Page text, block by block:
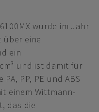
wurde im Jahr
über eine
ein
und ist damit für
PP, PE und ABS
einem Wittmann-
das die